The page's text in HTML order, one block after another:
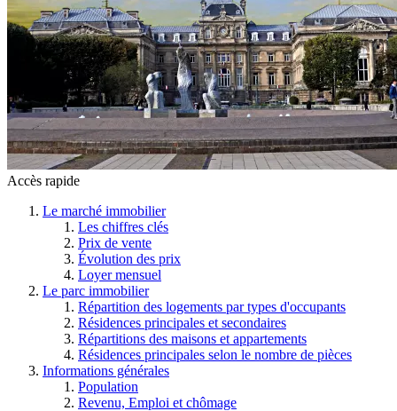
Accès rapide
Le marché immobilier
Les chiffres clés
Prix de vente
Évolution des prix
Loyer mensuel
Le parc immobilier
Répartition des logements par types d'occupants
Résidences principales et secondaires
Répartitions des maisons et appartements
Résidences principales selon le nombre de pièces
Informations générales
Population
Revenu, Emploi et chômage